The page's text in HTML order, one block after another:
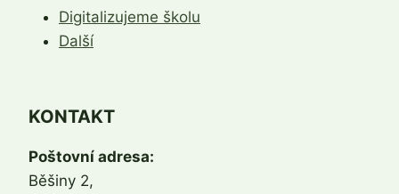
Digitalizujeme školu
Další
KONTAKT
Poštovní adresa:
Běšiny 2,